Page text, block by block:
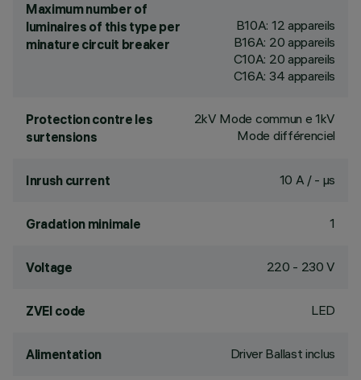
Maximum number of
luminaires of this type per
minature circuit breaker
B10A: 12 appareils
B16A: 20 appareils
C10A: 20 appareils
C16A: 34 appareils
Protection contre les
surtensions
2kV Mode commun e 1kV
Mode différenciel
Inrush current 10 A / - µs
Gradation minimale 1
Voltage 220 - 230 V
ZVEI code LED
Alimentation Driver Ballast inclus